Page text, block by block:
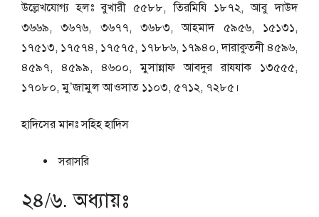
উল্লেখযোগ্য হলঃ বুখারী ৫৫৮৮, তিরমিযি ১৮৭২, আবু দাউদ
৩৬৬৯, ৩৬৭৬, ৩৬৭৭, ৩৬৮৩, আহমাদ ৫৯৫৬, ১৫১৩১,
১৭৫১৩, ১৭৫৭৪, ১৭৫৭৫, ১৭৮৮৬, ১৭৯৪০, দারাকুতনী ৪৫৯৬,
৪৫৯৭, ৪৫৯৯, ৪৬০০, মুসান্নাফ আবদুর রাযযাক ১৩৫৫৫,
১৭০৮০, মু’জামুল আওসাত ১১০৩, ৫৭১২, ৭২৮৫।
হাদিসের মানঃসহিহ হাদিস
সরাসরি
২৪/৬. অধ্যায়ঃ